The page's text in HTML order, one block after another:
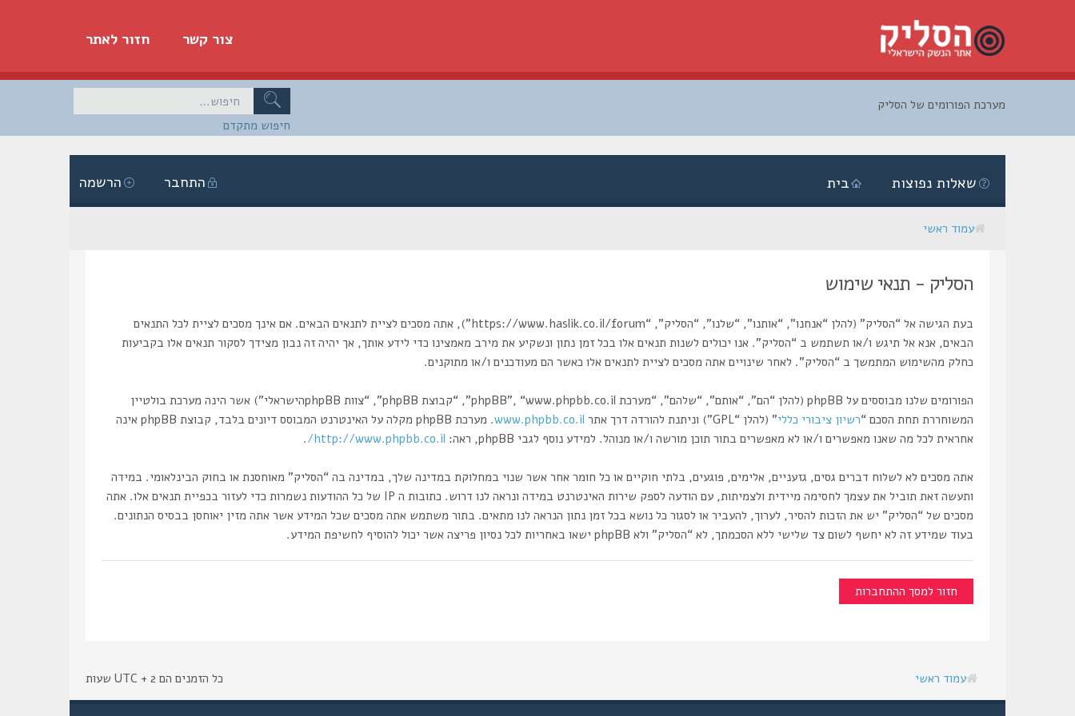
חזור לאתר צור קשר
חיפוש מתקדם
מערכת הפורומים של הסליק
הרשמה התחבר בית שאלות נפוצות
עמוד ראשי
הסליק - תנאי שימוש
בעת הגישה אל “הסליק” (להלן “אנחנו”, “אותנו”, “שלנו”, “הסליק”, “https://www.haslik.co.il/forum”), אתה מסכים לציית לתנאים הבאים. אם אינך מסכים לציית לכל התנאים
הבאים, אנא אל תיגש ו/או תשתמש ב “הסליק”. אנו יכולים לשנות תנאים אלו בכל זמן נתון ונשקיע את מירב מאמצינו כדי לידע אותך, אך יהיה זה נבון מצידך לסקור תנאים אלו בקביעות
כחלק מהשימוש המתמשך ב “הסליק”. לאחר שינויים אתה מסכים לציית לתנאים אלו כאשר הם מעודכנים ו/או מתוקנים.
הפורומים שלנו מבוססים על phpBB (להלן “הם”, “אותם”, “שלהם”, “מערכת phpBB”, “www.phpbb.co.il”, “קבוצת phpBB”, “צוות phpBBהישראלי”) אשר הינה מערכת בולטיין
המשוחררת תחת הסכם “רשיון ציבורי כללי” (להלן “GPL”) וניתנת להורדה דרך אתר www.phpbb.co.il
. מערכת phpBB מקלה על האינטרנט המבוסס דיונים בלבד, קבוצת phpBB אינה
אחראית לכל מה שאנו מאפשרים ו/או לא מאפשרים בתור תוכן מורשה ו/או מנוהל. למידע נוסף לגבי phpBB, ראה:
http://www.phpbb.co.il/
.
אתה מסכים לא לשלוח דברים גסים, גזעניים, אלימים, פוגעים, בלתי חוקיים או כל חומר אחר אשר שנוי במחלוקת במדינה שלך, במדינה בה “הסליק” מאוחסנת או בחוק הבינלאומי. במידה
ותעשה זאת תוביל את עצמך לחסימה מיידית ולצמיתות, עם הודעה לספק שירות האינטרנט במידה ונראה לנו דרוש. כתובות ה IP של כל ההודעות נשמרות כדי לעזור בכפיית תנאים אלו. אתה
מסכים של “הסליק” יש את הזכות להסיר, לערוך, להעביר או לסגור כל נושא בכל זמן נתון הנראה לנו מתאים. בתור משתמש אתה מסכים שכל המידע אשר אתה מזין יאוחסן בבסיס הנתונים.
בעוד שמידע זה לא יחשף לשום צד שלישי ללא הסכמתך, לא “הסליק” ולא phpBB ישאו באחריות לכל נסיון פריצה אשר יכול להוסיף לחשיפת המידע.
חזור למסך ההתחברות
עמוד ראשי כל הזמנים הם UTC + 2 שעות